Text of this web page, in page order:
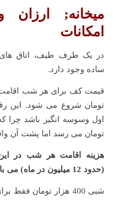
میخانه;
امکانات
در یک طرف طیف، اتاق های
ساده وجود دارد.
تومان شروع می شود. این
تومان می رسد اما پشت آن
(حدود 12 میلیون در ماه) می باشد.
شبی 400 هزار تومان